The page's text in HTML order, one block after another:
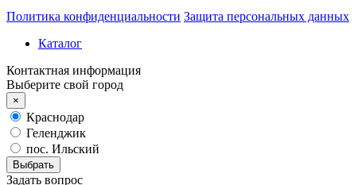
Политика конфиденциальности Защита персональных данных
Каталог
Контактная информация
Выберите свой город
×
Краснодар
Геленджик
пос. Ильский
Выбрать
Задать вопрос